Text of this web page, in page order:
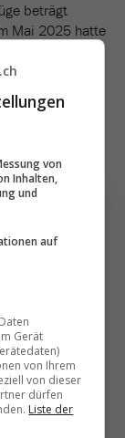
beträgt
Mai 2025 hatte
zu stärken,
in
oder
Wahl.
von
Inhalten,
und
auf
Gerät
von Ihrem
von dieser
dürfen
Liste der